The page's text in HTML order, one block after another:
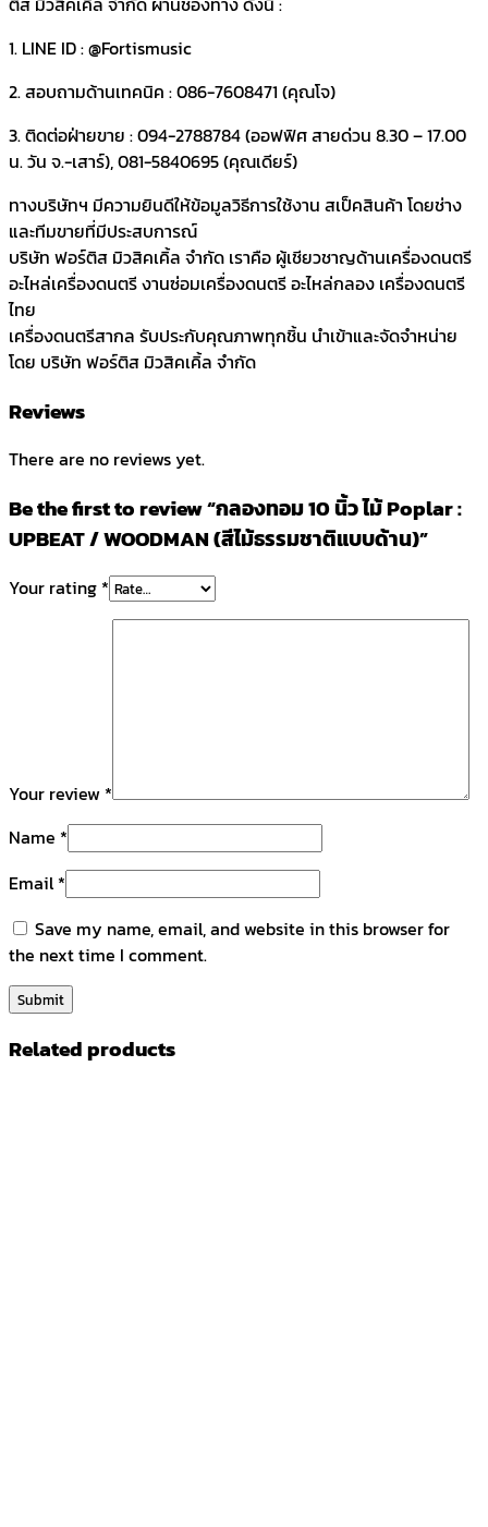
1. LINE ID : @Fortismusic
2. สอบถามด้านเทคนิค : 086-7608471 (คุณโจ)
3. ติดต่อฝ่ายขาย : 094-2788784 (ออฟฟิศ สายด่วน 8.30 – 17.00
น. วัน จ.-เสาร์), 081-5840695 (คุณเดียร์)
ทางบริษัทฯ มีความยินดีให้ข้อมูลวิธีการใช้งาน สเป็คสินค้า โดยช่าง
และทีมขายที่มีประสบการณ์
บริษัท ฟอร์ติส มิวสิคเคิ้ล จำกัด เราคือ ผู้เชียวชาญด้านเครื่องดนตรี
อะไหล่เครื่องดนตรี งานซ่อมเครื่องดนตรี อะไหล่กลอง เครื่องดนตรี
ไทย
เครื่องดนตรีสากล รับประกับคุณภาพทุกชิ้น นำเข้าและจัดจำหน่าย
โดย บริษัท ฟอร์ติส มิวสิคเคิ้ล จำกัด
Reviews
There are no reviews yet.
Be the first to review “กลองทอม 10 นิ้ว ไม้ Poplar :
UPBEAT / WOODMAN (สีไม้ธรรมชาติแบบด้าน)”
Your rating *
Your review *
Name *
Email*
Save my name, email, and website in this browser for
the next time I comment.
Related products